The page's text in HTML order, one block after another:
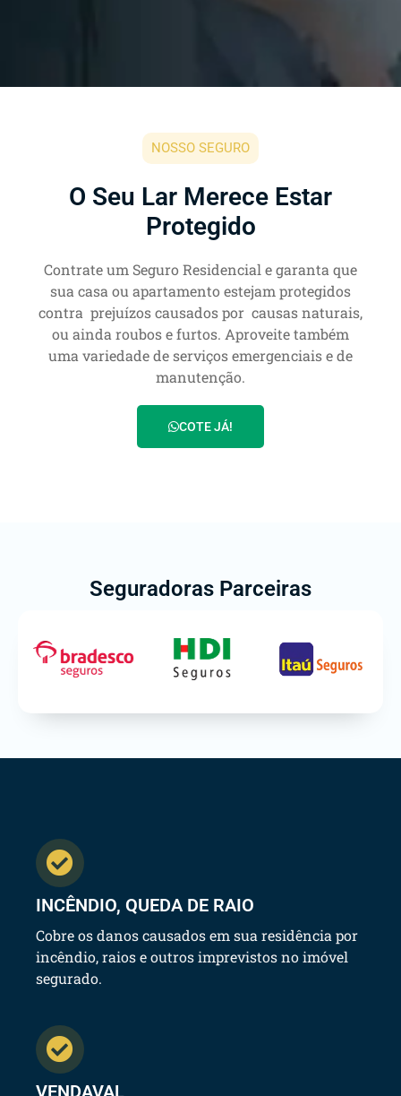
NOSSO SEGURO
O Seu Lar Merece Estar
Protegido
Contrate um Seguro Residencial e garanta que
sua casa ou apartamento estejam protegidos
contra prejuízos causados por causas naturais,
ou ainda roubos e furtos. Aproveite também
uma variedade de serviços emergenciais e de
manutenção.
COTE JÁ!
Seguradoras Parceiras
INCÊNDIO, QUEDA DE RAIO
Cobre os danos causados em sua residência por
incêndio, raios e outros imprevistos no imóvel
segurado.